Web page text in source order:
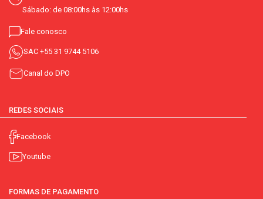
Sábado: de 08:00hs às 12:00hs
Fale conosco
SAC +55 31 9744 5106
Canal do DPO
REDES SOCIAIS
Facebook
Youtube
FORMAS DE PAGAMENTO